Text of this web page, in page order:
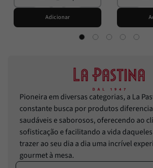
Adicionar
Pioneira em diversas categorias, a La
constante busca por produtos
saudáveis e saborosos, oferecendo ao
sofisticação e facilitando a vida
trazer ao seu dia a dia uma incrível
gourmet à mesa.